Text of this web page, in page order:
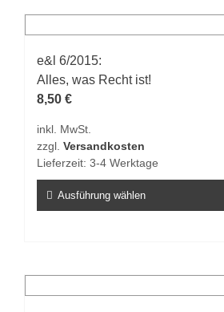
Varianten
auf.
Die
Optionen
auf
der
gewählt
werden
e&l 6/2015:
Alles, was Recht ist!
8,50 €
inkl. MwSt.
zzgl. Versandkosten
Lieferzeit: 3-4 Werktage
Ausführung wählen
Varianten